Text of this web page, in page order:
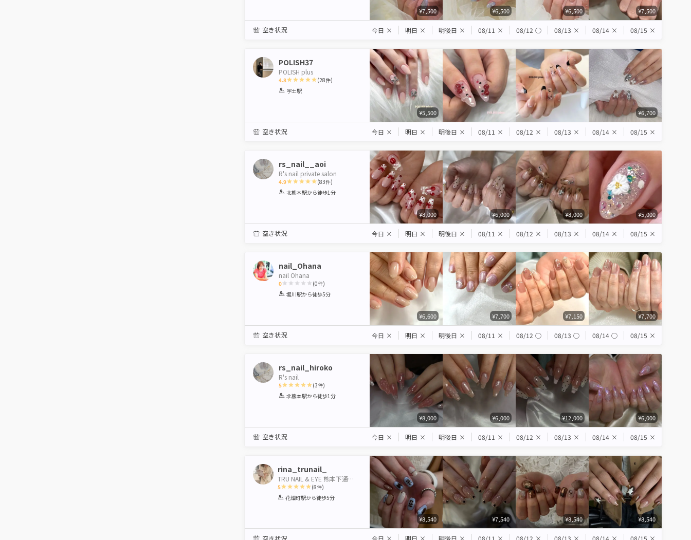
¥7,500 ¥6,500 ¥6,500 ¥7,500
空き状況 今日 × 明日 × 明後日 × 08/11 × 08/12 ◯ 08/13 × 08/14 × 08/15 ×
POLISH37
POLISH plus
4.8
1 2 3
(28件)
宇土駅
¥5,500 ¥6,700
空き状況 今日 × 明日 × 明後日 × 08/11 × 08/12 × 08/13 × 08/14 × 08/15 ×
rs_nail__aoi
R's nail private salon
4.9
1 2 3 4 5
(83件)
北熊本駅から徒歩1分
¥8,000 ¥6,000 ¥8,000 ¥5,000
空き状況 今日 × 明日 × 明後日 × 08/11 × 08/12 × 08/13 × 08/14 × 08/15 ×
nail_Ohana
nail Ohana
0
1 2 3 4 5
(0件)
堀川駅から徒歩5分
¥6,600 ¥7,700 ¥7,150 ¥7,700
空き状況 今日 × 明日 × 明後日 × 08/11 × 08/12 ◯ 08/13 ◯ 08/14 ◯ 08/15 ×
rs_nail_hiroko
R's nail
5
1 2 3 4 5
(3件)
北熊本駅から徒歩1分
¥8,000 ¥6,000 ¥12,000 ¥6,000
空き状況 今日 × 明日 × 明後日 × 08/11 × 08/12 × 08/13 × 08/14 × 08/15 ×
rina_trunail_
TRU NAIL & EYE 熊本下通り店 【トゥルーネイル＆アイ】
5
1 2 3 4 5
(8件)
花畑町駅から徒歩5分
¥8,540 ¥7,540 ¥8,540 ¥8,540
空き状況